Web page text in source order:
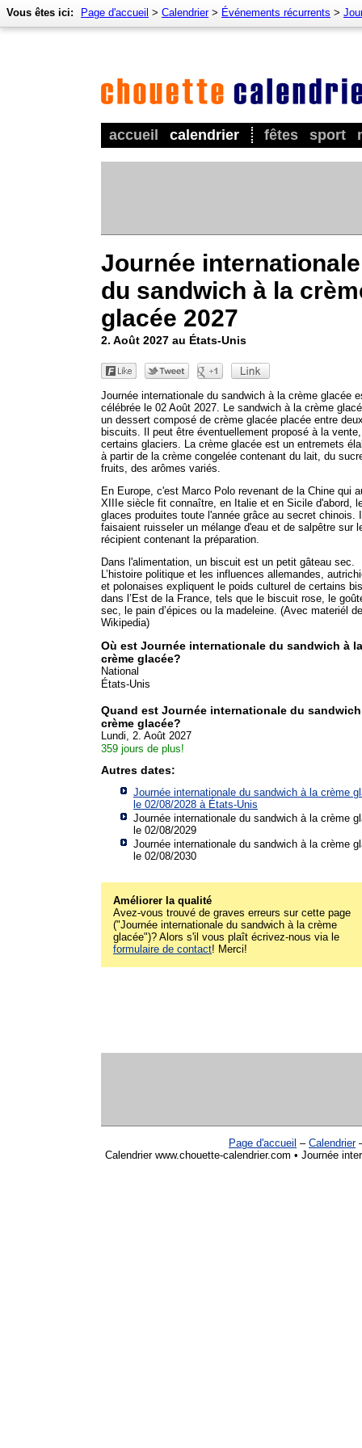
accueil calendrier fêtes sport
Vous êtes ici: Page d'accueil > Calendrier> Événements récurrents >
Journée internationale
du sandwich à la
glacée 2027
2. Août 2027 au États-Unis
Journée internationale du sandwich à la crème glacée
célébrée le 02 Août 2027. Le sandwich à la crème
un dessert composé de crème glacée placée entre
biscuits. Il peut être éventuellement proposé à la
certains glaciers. La crème glacée est un entremets
à partir de la crème congelée contenant du lait, du
fruits, des arômes variés.
En Europe, c'est Marco Polo revenant de la Chine qui
XIIIe siècle fit connaître, en Italie et en Sicile d'abord,
glaces produites toute l'année grâce au secret chinois.
faisaient ruisseler un mélange d'eau et de salpêtre sur
récipient contenant la préparation.
Dans l'alimentation, un biscuit est un petit gâteau sec.
L’histoire politique et les influences allemandes,
et polonaises expliquent le poids culturel de certains
dans l’Est de la France, tels que le biscuit rose, le
sec, le pain d’épices ou la madeleine. (Avec materiél
Wikipedia)
Où est Journée internationale du sandwich à la
crème glacée?
National
États-Unis
Quand est Journée internationale du
crème glacée?
Lundi, 2. Août 2027
359 jours de plus!
Autres dates:
Journée internationale du sandwich à la crème
le 02/08/2028 à États-Unis
Journée internationale du sandwich à la crème
le 02/08/2029
Journée internationale du sandwich à la crème
le 02/08/2030
Améliorer la qualité
Avez-vous trouvé de graves erreurs sur cette page
("Journée internationale du sandwich à la crème
glacée")? Alors s'il vous plaît écrivez-nous via le
formulaire de contact! Merci!
Page d'accueil – Calendrier
Calendrier www.chouette-calendrier.com • Journée